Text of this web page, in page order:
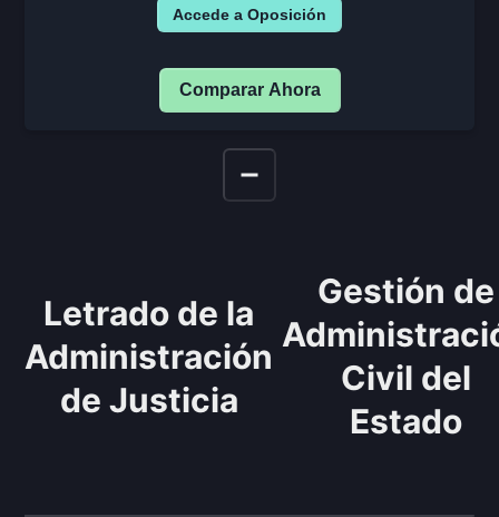
Accede a Oposición
Comparar Ahora
Letrado de la
Administración
de Justicia
Gestión de
Civil del
Estado